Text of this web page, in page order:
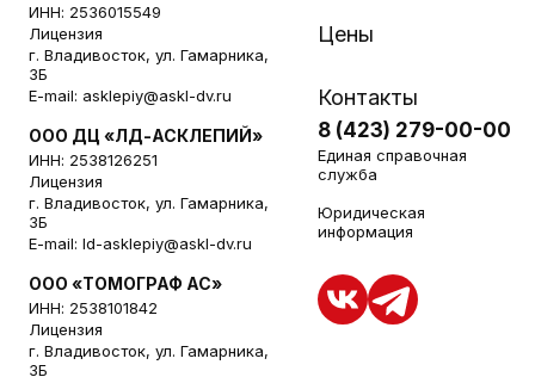
ИНН: 2536015549
Лицензия
г. Владивосток, ул. Гамарника,
3Б
E-mail: asklepiy@askl-dv.ru
ООО ДЦ «ЛД-АСКЛЕПИЙ»
ИНН: 2538126251
Лицензия
г. Владивосток, ул. Гамарника,
3Б
E-mail: ld-asklepiy@askl-dv.ru
ООО «ТОМОГРАФ АС»
ИНН: 2538101842
Лицензия
г. Владивосток, ул. Гамарника,
3Б
Цены
Контакты
8 (423) 279-00-00
Единая справочная
служба
Юридическая
информация